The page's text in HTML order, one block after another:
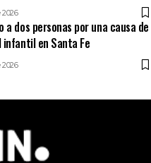
2026
a dos personas por una causa de
infantil en Santa Fe
2026